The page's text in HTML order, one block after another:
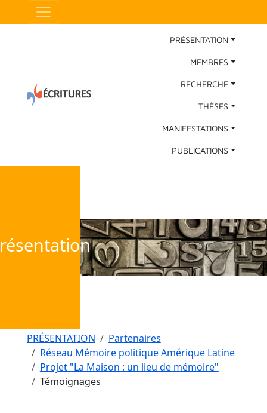
Aller au contenu principal
Main Navigation
PRÉSENTATION
MEMBRES
RECHERCHE
THÈSES
MANIFESTATIONS
PUBLICATIONS
Fil d'Ariane
PRÉSENTATION
Partenaires
Réseau Mémoire politique Amérique Latine
Projet "La Maison : un lieu de mémoire"
Témoignages
Panneau de gestion des cookies